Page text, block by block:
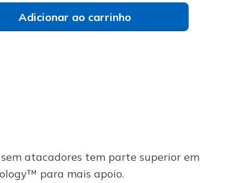
Adicionar ao carrinho
atacadores tem parte superior em
para mais apoio.